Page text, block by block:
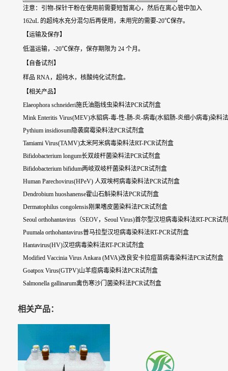
注意：引物-探针干粉在使用前需要短暂离心，然后在离心管中加入
162uL 的超纯水充分混匀后再使用，未用完的需要-20℃保存。
【运输及保存】
低温运输，-20℃保存，保存期限为 24 个月。
【自备试剂】
样品 RNA，超纯水，核酸纯化试剂盒。
【相关产品】
Elaeophora schneideri施氏油脂线虫染料法PCR试剂盒
Mink Enteritis Virus(MEV)水貂病-毒-性-肠-炎-病毒(水貂肠-炎细小病毒)染料
Pythium insidiosum隐袭腐霉染料法PCR试剂盒
Tamiami Virus(TAMV)太米阿米病毒染料法RT-PCR试剂盒
Bifidobacterium longum长双歧杆菌染料法PCR试剂盒
Bifidobacterium bifidum两岐双岐杆菌染料法PCR试剂盒
Human Parechovirus(HPeV) 人双埃柯病毒染料法PCR试剂盒
Dendrobium huoshanense霍山石斛染料法PCR试剂盒
Dermatophilus congolensis刚果嗜皮菌染料法PCR试剂盒
Seoul orthohantavirus（SEOV，Seoul Virus)首尔型汉坦病毒染料法RT-PCR试
Puumala orthohantavirus普马拉型汉坦病毒染料法RT-PCR试剂盒
Hantavirus(HV)汉坦病毒染料法RT-PCR试剂盒
Modified Vaccinia Virus Ankara (MVA)改良安卡拉痘苗病毒染料法PCR试剂盒
Goatpox Virus(GTPV)山羊痘病毒染料法PCR试剂盒
Salmonella gallinarum禽伤寒沙门菌染料法PCR试剂盒
相关产品：